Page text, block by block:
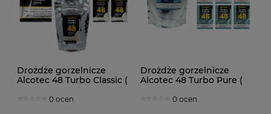
Drożdże gorzelnicze
Alcotec 48 Turbo Classic (
0 ocen
Drożdże gorzelnicze
Alcotec 48 Turbo Pure (
0 ocen